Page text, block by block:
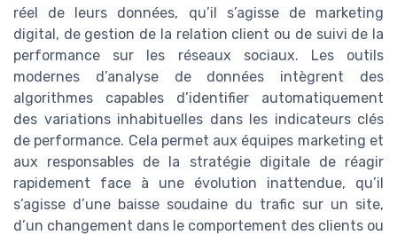
réel de leurs données, qu’il s’agisse de marketing
digital, de gestion de la relation client ou de suivi de la
performance sur les réseaux sociaux. Les outils
modernes d’analyse de données intègrent des
algorithmes capables d’identifier automatiquement
des variations inhabituelles dans les indicateurs clés
de performance. Cela permet aux équipes marketing et
aux responsables de la stratégie digitale de réagir
rapidement face à une évolution inattendue, qu’il
s’agisse d’une baisse soudaine du trafic sur un site,
d’un changement dans le comportement des clients ou